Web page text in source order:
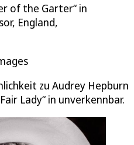
of the Garter“ in
England,
zu Audrey Hepburn
Lady“ in unverkennbar.